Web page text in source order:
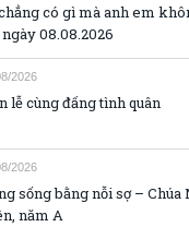
có gì mà anh em
08.08.2026
2026
lễ cùng đấng tình quân
2026
sống bằng nỗi sợ – Chúa
năm A